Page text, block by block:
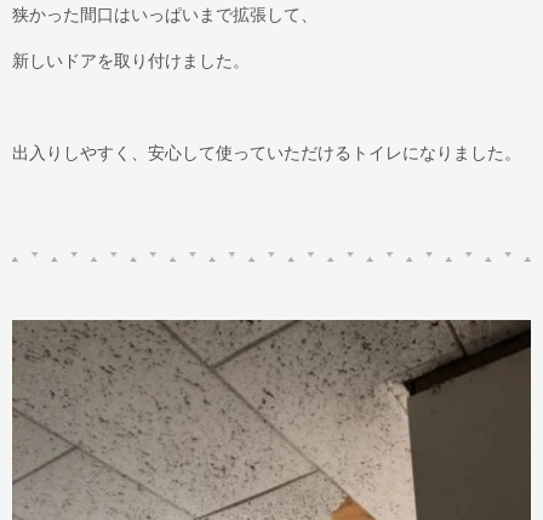
狭かった間口はいっぱいまで拡張して、
新しいドアを取り付けました。
出入りしやすく、安心して使っていただけるトイレになりました。